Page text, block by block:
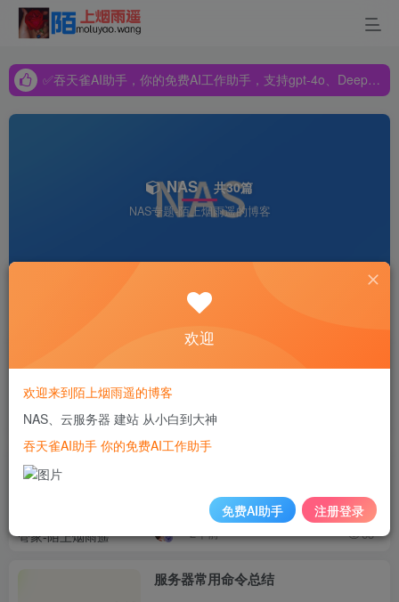
✅吞天雀AI助手，你的免费AI工作助手，支持gpt-4o、DeepSeek、Claude🔥🔥🔥🔥
✅吞天雀AI助手，你的免费AI工作助手，支持gpt-4o、DeepSeek、Claude🔥🔥🔥🔥
NAS 共30篇
NAS专题-陌上烟雨遥的博客
评论
飞牛OS深度揭秘：国产NAS新星，到
底值不值得用？
1年前
Wordpress建站 # 硬盘存储 # 硬盘类型
2年前 63
服务器常用命令总结
欢迎
欢迎来到陌上烟雨遥的博客
NAS、云服务器 建站 从小白到大神
吞天雀AI助手 你的免费AI工作助手
免费AI助手 注册登录